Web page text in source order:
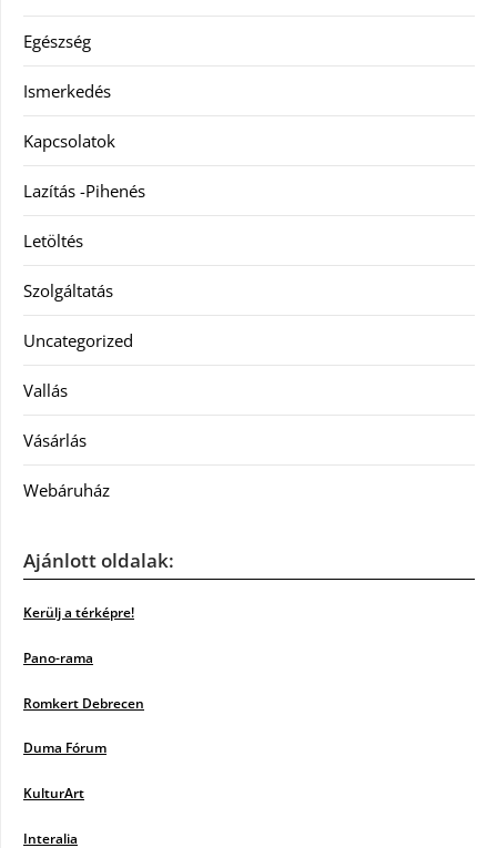
Egészség
Ismerkedés
Kapcsolatok
Lazítás -Pihenés
Letöltés
Szolgáltatás
Uncategorized
Vallás
Vásárlás
Webáruház
Ajánlott oldalak:
Kerülj a térképre!
Pano-rama
Romkert Debrecen
Duma Fórum
KulturArt
Interalia